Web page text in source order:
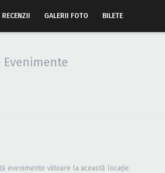
RECENZII GALERII FOTO BILETE
evenimente viitoare la această locație.